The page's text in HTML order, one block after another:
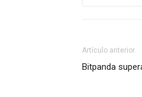
Artículo anterior
Bitpanda